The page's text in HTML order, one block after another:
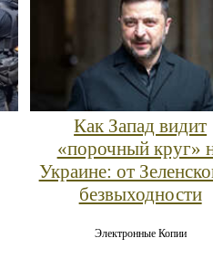
Как Запад видит
«порочный круг»
Украине: от
безвыходности
Электронные Копии